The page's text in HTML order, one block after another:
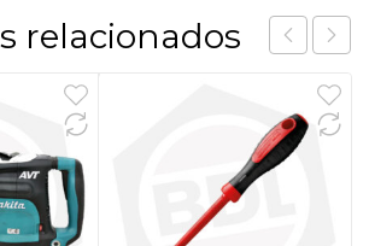
relacionados